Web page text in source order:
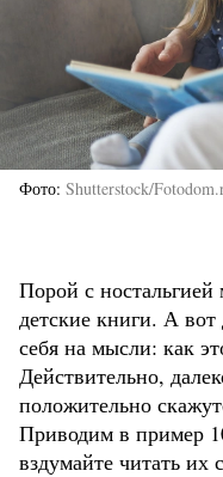
Фото Shutterstock/
Порой с
детские книги. А
себя на мысли: как
Действительно,
положительно
Приводим в пример
вздумайте читать их